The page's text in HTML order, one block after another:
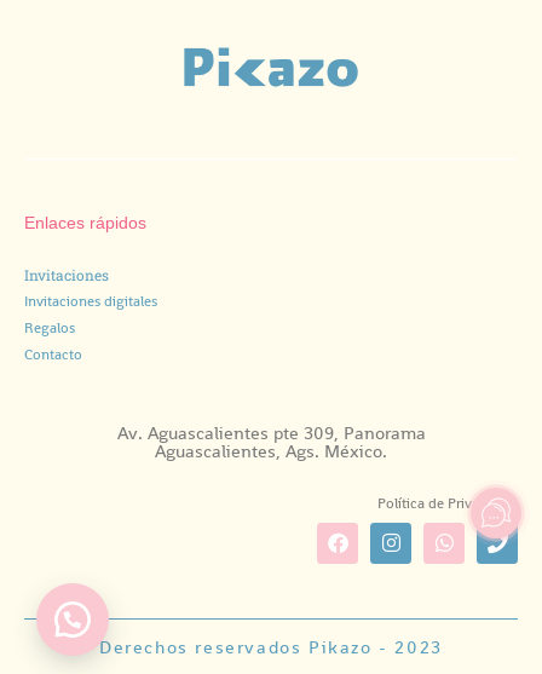
Enlaces rápidos
Invitaciones
Invitaciones digitales
Regalos
Contacto
Av. Aguascalientes pte 309, Panorama
Aguascalientes, Ags. México.
Política de Privacidad.
Derechos reservados Pikazo - 2023